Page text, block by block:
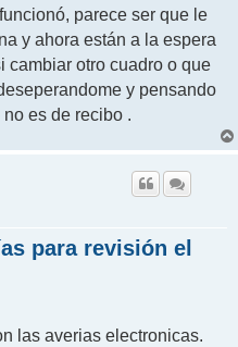
parece ser que le
y ahora están a la espera
cambiar otro cuadro o que
y pensando
es de recibo .
para revisión el
las averias electronicas.